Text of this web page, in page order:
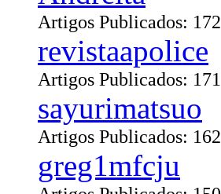
Artigos Publicados: 172
revistaapolice
Artigos Publicados: 171
sayurimatsuo
Artigos Publicados: 162
greg1mfcju